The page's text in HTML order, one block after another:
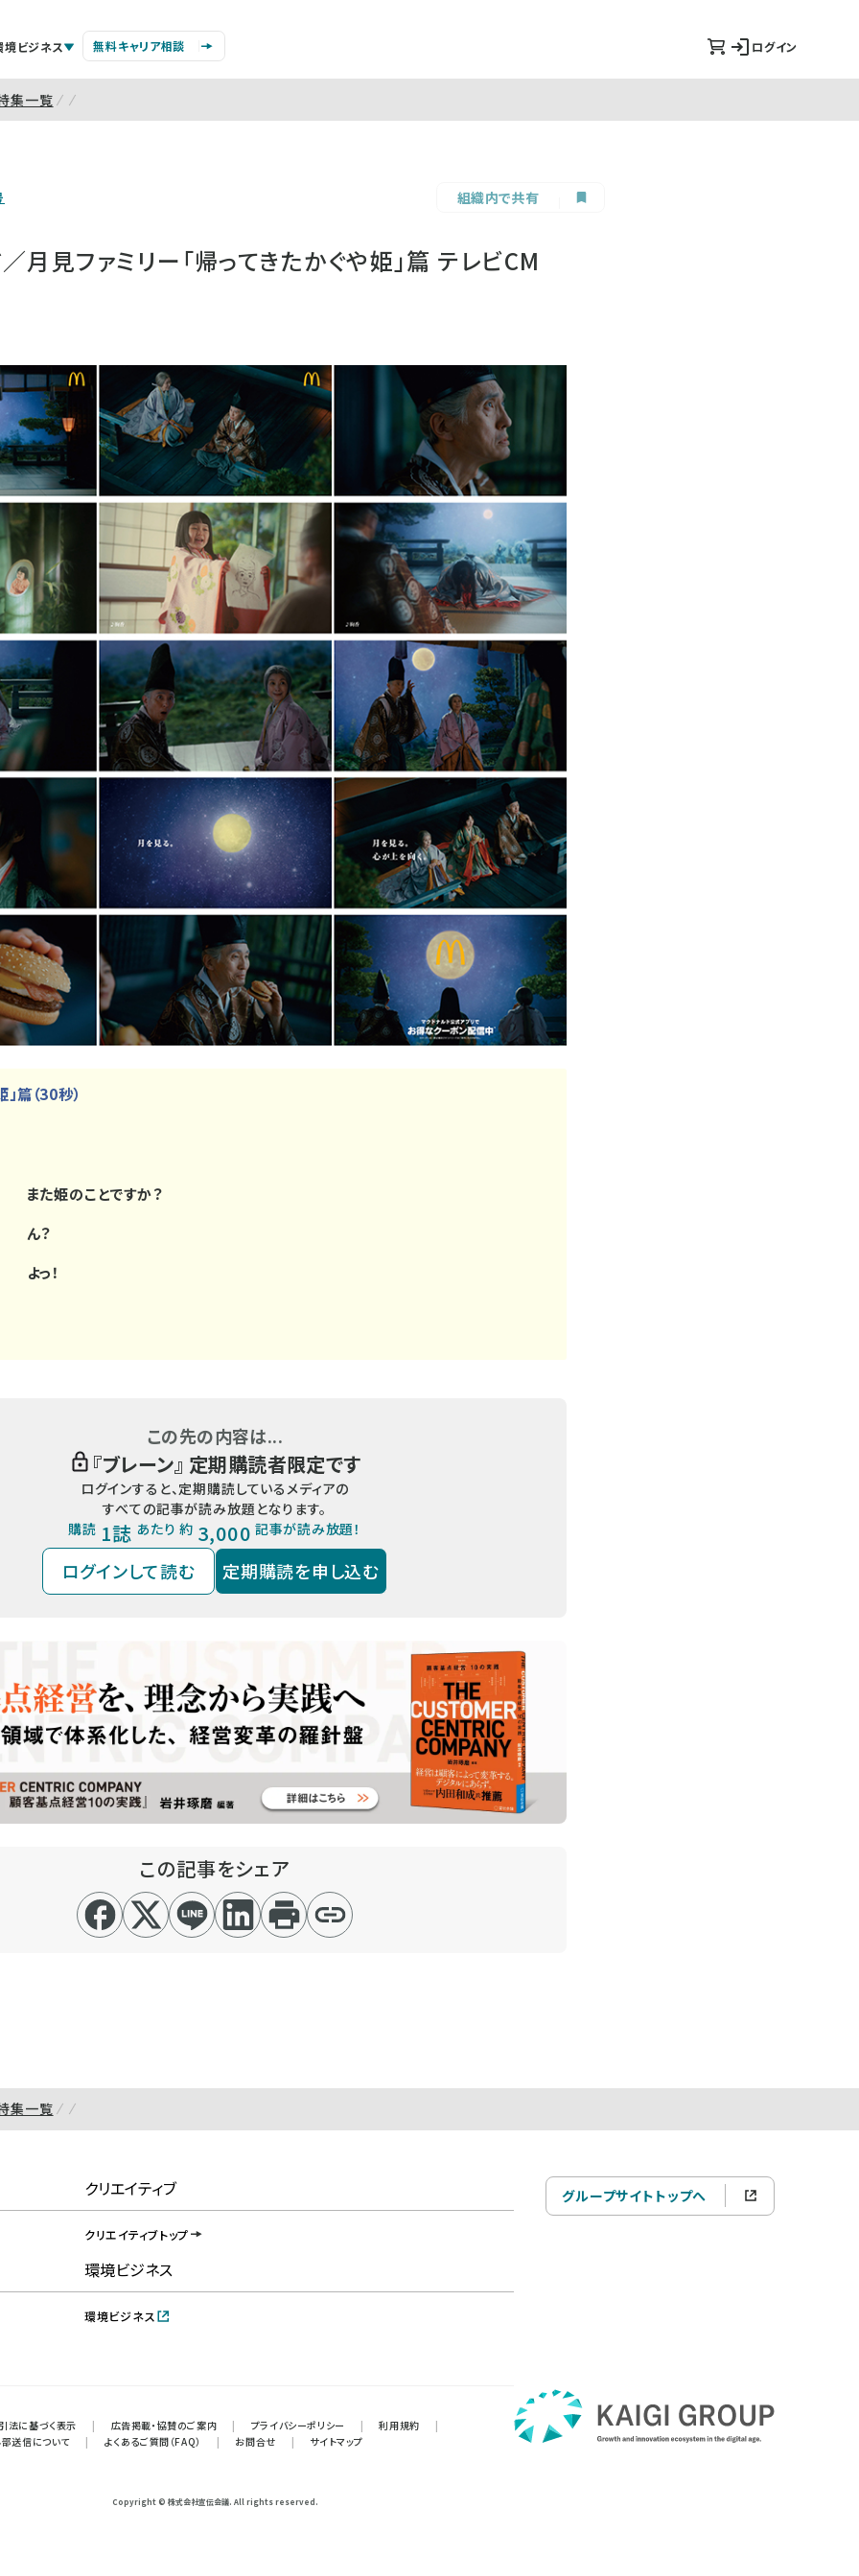
境ビジネス 無料キャリア相談 ログイン
集一覧
組織内で共有
月見ファミリー「帰ってきたかぐや姫」篇 テレビCM
篇（30秒）
また姫のことですか？
ん？
よっ！
この先の内容は...
『ブレーン』 定期購読者限定です
ログインすると、定期購読しているメディアの
すべての記事が読み放題となります。
購読 1誌 あたり 約 3,000 記事が読み放題！
ログインして読む 定期購読を申し込む
この記事をシェア
集一覧
クリエイティブ
クリエイティブトップ
環境ビジネス
環境ビジネス
法に基づく表示 | 広告掲載・協賛のご案内 | プライバシーポリシー | 利用規約
|
送信について
| よくあるご質問（FAQ） | お問合せ | サイトマップ
グループサイトトップへ
Copyright © 株式会社宣伝会議. All rights reserved.